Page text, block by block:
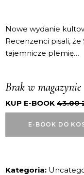
Nowe wydanie
Recenzenci pisali, że
tajemnicze plemię…
Brak w magazynie
KUP E-BOOK 43.00
E-BOOK DO
Kategoria: